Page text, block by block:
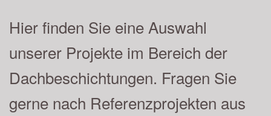
Hier finden Sie eine Auswahl
unserer Projekte im Bereich der
Dachbeschichtungen. Fragen Sie
gerne nach Referenzprojekten aus